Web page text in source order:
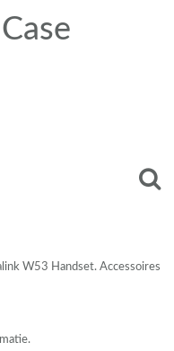
W53 Handset. Accessoires